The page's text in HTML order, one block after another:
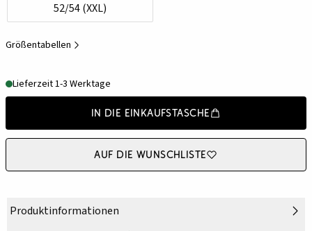
52/54 (XXL)
Größentabellen
Lieferzeit 1-3 Werktage
In die Einkaufstasche
Auf die Wunschliste
Produktinformationen